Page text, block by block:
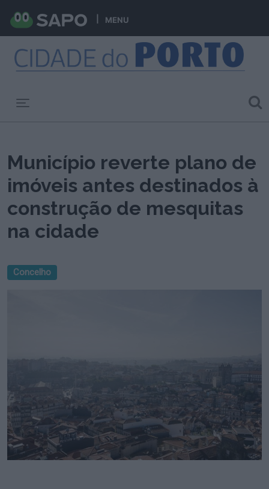
MENU
Município reverte plano de
imóveis antes destinados à
construção de mesquitas
na cidade
Concelho